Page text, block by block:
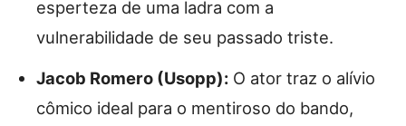
esperteza de uma ladra com a
vulnerabilidade de seu passado triste.
Jacob Romero (Usopp): O ator traz o alívio
cômico ideal para o mentiroso do bando,